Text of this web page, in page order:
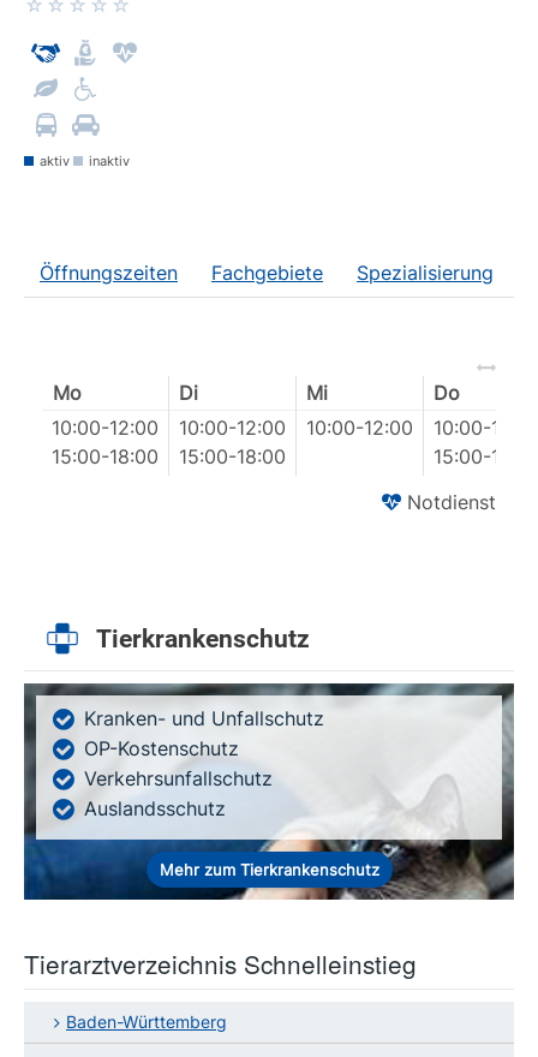
aktiv inaktiv
Öffnungszeiten Fachgebiete Spezialisierung
Mo Di Mi
Do
10:00-12:00
15:00-18:00
10:00-12:00
15:00-18:00
10:00-12:00 10:00-
15:00-
Notdienst
Tierkrankenschutz
Kranken- und Unfallschutz
OP-Kostenschutz
Verkehrsunfallschutz
Auslandsschutz
Mehr zum Tierkrankenschutz
Tierarztverzeichnis Schnelleinstieg
Baden-Württemberg